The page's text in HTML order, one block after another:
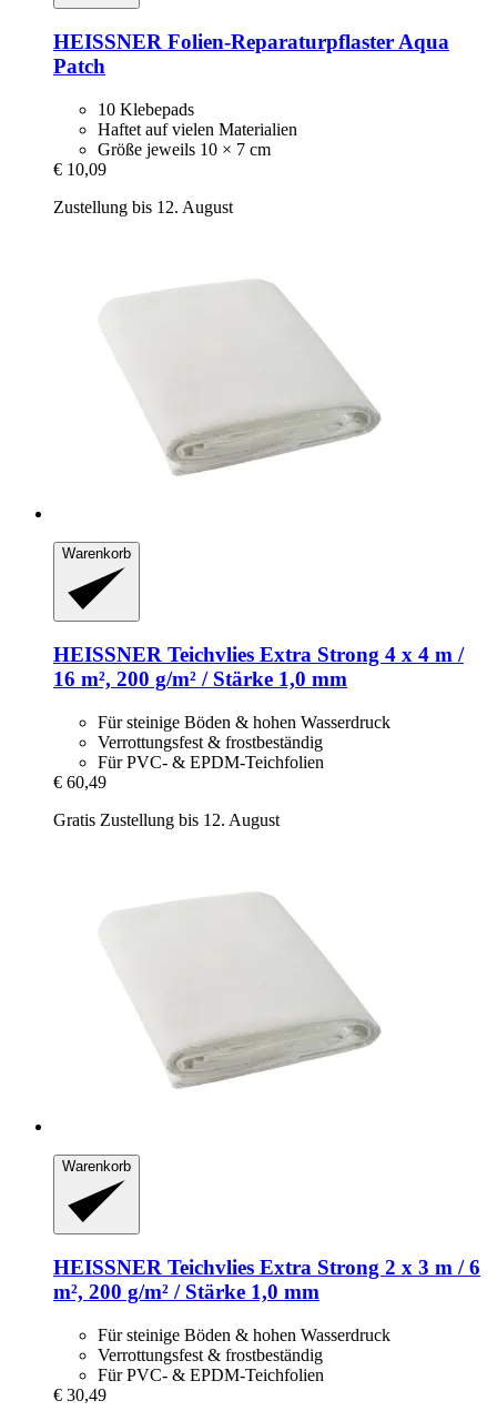
HEISSNER Folien-​Reparaturpflaster Aqua
Patch
10 Klebepads
Haftet auf vielen Materialien
Größe jeweils 10 × 7 cm
€ 10,09
Zustellung bis 12. August
Warenkorb
HEISSNER Teichvlies Extra Strong 4 x 4 m /
16 m², 200 g/m² / Stärke 1,0 mm
Für steinige Böden & hohen Wasserdruck
Verrottungsfest & frostbeständig
Für PVC- & EPDM-Teichfolien
€ 60,49
Gratis Zustellung bis 12. August
Warenkorb
HEISSNER Teichvlies Extra Strong 2 x 3 m / 6
m², 200 g/m² / Stärke 1,0 mm
Für steinige Böden & hohen Wasserdruck
Verrottungsfest & frostbeständig
Für PVC- & EPDM-Teichfolien
€ 30,49